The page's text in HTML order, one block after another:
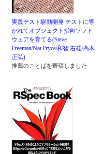
実践テスト駆動開発 テストに導
かれてオブジェクト指向ソフト
ウェアを育てる(Steve
Freeman/Nat Pryce/和智 右桂/高木
正弘)
推薦のことばを寄稿しました